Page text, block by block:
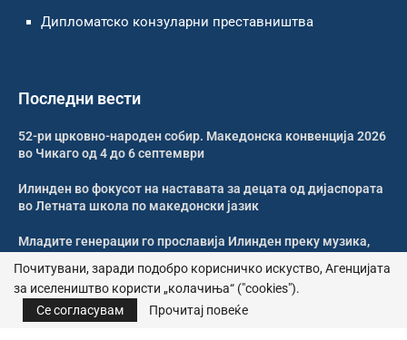
Дипломатско конзуларни преставништва
Последни вести
52-ри црковно-народен собир. Македонска конвенција 2026
во Чикаго од 4 до 6 септември
Илинден во фокусот на наставата за децата од дијаспората
во Летната школа по македонски јазик
Младите генерации го прославија Илинден преку музика,
Свечено и молитвено одбележан Илинден во Џилонг
Почитувани, заради подобро корисничко искуство, Агенцијата
за иселеништво користи „колачиња“ ("cookies").
Се согласувам
Прочитај повеќе